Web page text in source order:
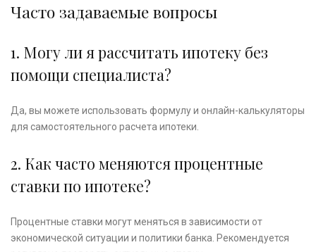
Часто задаваемые вопросы
1. Могу ли я рассчитать ипотеку без
помощи специалиста?
Да, вы можете использовать формулу и онлайн-калькуляторы
для самостоятельного расчета ипотеки.
2. Как часто меняются процентные
ставки по ипотеке?
Процентные ставки могут меняться в зависимости от
экономической ситуации и политики банка. Рекомендуется